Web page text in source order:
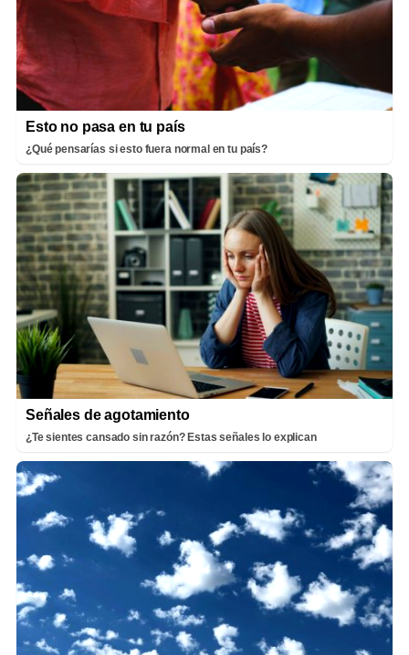
Esto no pasa en tu país
¿Qué pensarías si esto fuera normal en tu país?
Señales de agotamiento
¿Te sientes cansado sin razón? Estas señales lo explican